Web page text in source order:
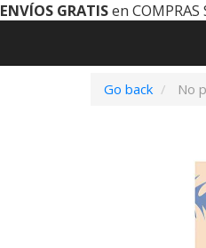
ENVÍOS GRATISen
Go back No